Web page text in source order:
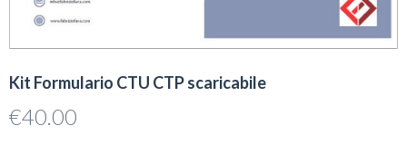
Kit Formulario CTU CTP scaricabile
€40.00